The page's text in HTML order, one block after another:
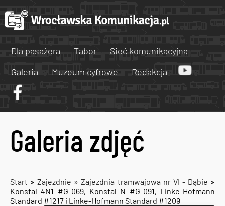
Dla pasażera Tabor
Sieć komunikacyjna
Galeria
Muzeum cyfrowe Redakcja
Galeria zdjęć
Start »Zajezdnie »Zajezdnia tramwajowa nr VI - Dąbie »
Konstal 4N1 #G-069, Konstal N #G-091, Linke-Hofmann
Standard #1217 i Linke-Hofmann Standard #1209